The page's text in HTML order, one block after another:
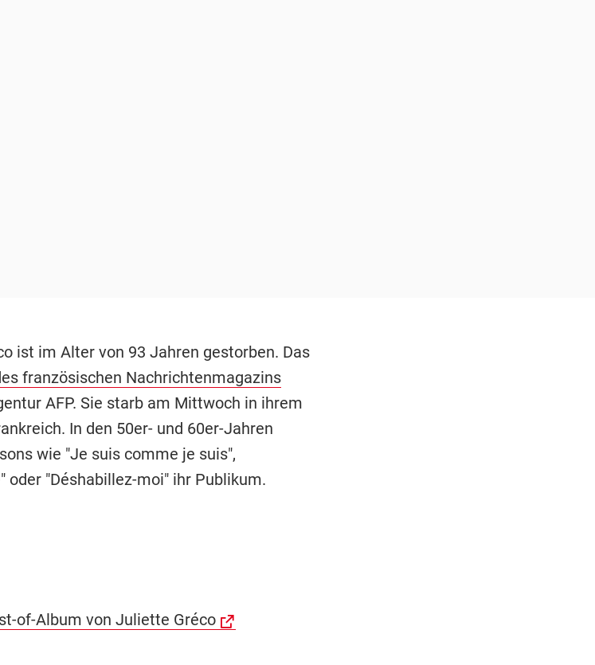
ist im Alter von 93 Jahren gestorben. Das
französischen Nachrichtenmagazins
AFP. Sie starb am Mittwoch in ihrem
In den 50er- und 60er-Jahren
wie "Je suis comme je suis",
oder "Déshabillez-moi" ihr Publikum.
of-Album von Juliette Gréco